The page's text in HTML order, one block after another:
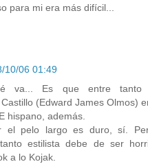
para mi era más difícil...
10/06 01:49
va... Es que entre tanto
(Edward James Olmos)
hispano, además.
el pelo largo es duro, sí.
estilista debe de ser
a lo Kojak.